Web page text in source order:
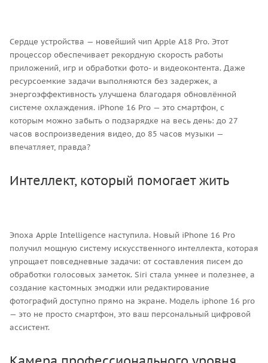
Сердце устройства — новейший чип Apple A18 Pro. Этот
процессор обеспечивает рекордную скорость работы
приложений, игр и обработки фото- и видеоконтента. Даже
ресурсоемкие задачи выполняются без задержек, а
энергоэффективность улучшена благодаря обновлённой
системе охлаждения. iPhone 16 Pro — это смартфон, с
которым можно забыть о подзарядке на весь день: до 27
часов воспроизведения видео, до 85 часов музыки —
впечатляет, правда?
Интеллект, который помогает жить
Эпоха Apple Intelligence наступила. Новый iPhone 16 Pro
получил мощную систему искусственного интеллекта, которая
упрощает повседневные задачи: от составления писем до
обработки голосовых заметок. Siri стала умнее и полезнее, а
создание кастомных эмоджи или редактирование
фотографий доступно прямо на экране. Модель iphone 16 pro
— это не просто смартфон, это ваш персональный цифровой
ассистент.